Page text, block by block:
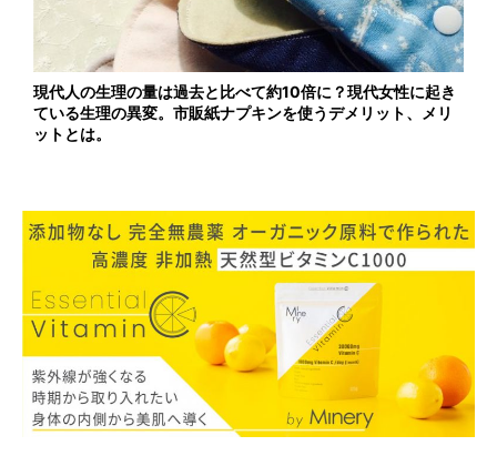
現代人の生理の量は過去と比べて約10倍に？現代女性に起き
ている生理の異変。市販紙ナプキンを使うデメリット、メリ
ットとは。